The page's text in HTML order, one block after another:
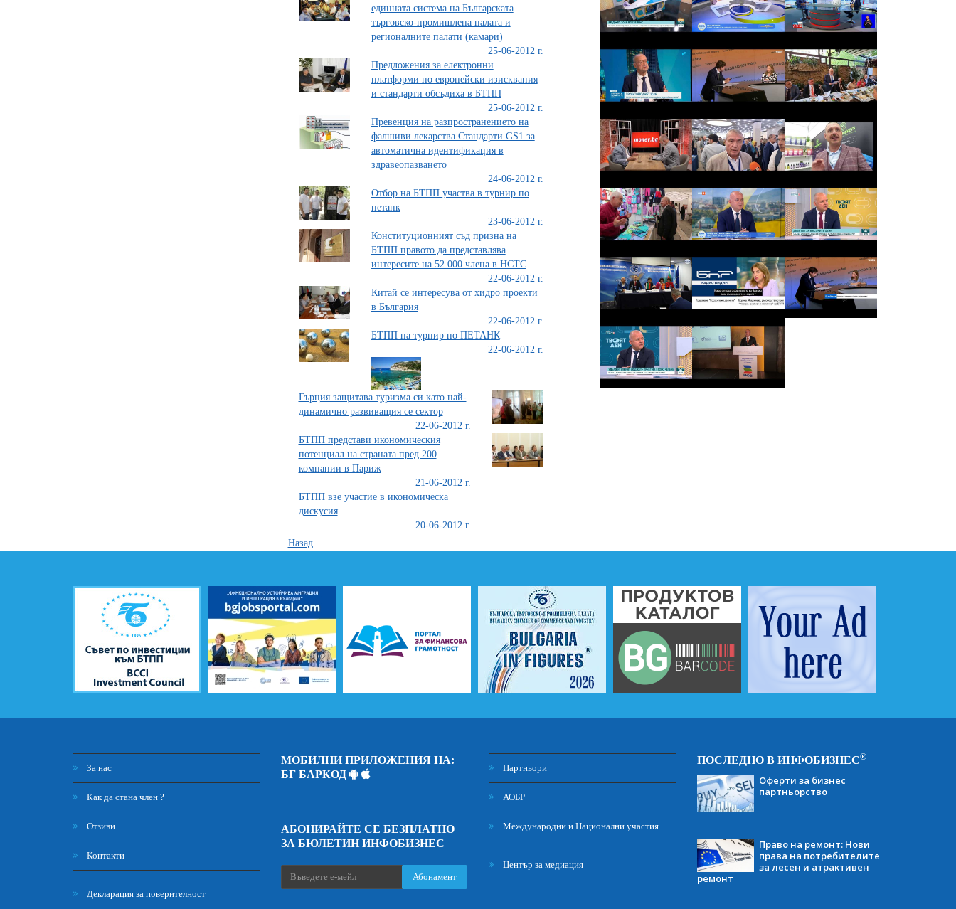
единната система на Българската
търговско-промишлена палата и
регионалните палати (камари)
25-06-2012 г.
Предложения за електронни
платформи по европейски изисквания
и стандарти обсъдиха в БТПП
25-06-2012 г.
Превенция на разпространението на
фалшиви лекарства Стандарти GS1 за
автоматична идентификация в
здравеопазването
24-06-2012 г.
Отбор на БТПП участва в турнир по
петанк
23-06-2012 г.
Конституционният съд призна на
БТПП правото да представлява
интересите на 52 000 члена в НСТС
22-06-2012 г.
Китай се интересува от хидро проекти
в България
22-06-2012 г.
БТПП на турнир по ПЕТАНК
22-06-2012 г.
Гърция защитава туризма си като най-
динамично развиващия се сектор
22-06-2012 г.
БТПП представи икономическия
потенциал на страната пред 200
компании в Париж
21-06-2012 г.
БТПП взе участие в икономическа
дискусия
20-06-2012 г.
Назад
За нас
Как да стана член ?
Отзиви
Контакти
Декларация за поверителност
МОБИЛНИ ПРИЛОЖЕНИЯ НА:
БГ БАРКОД
АБОНИРАЙТЕ СЕ БЕЗПЛАТНО
ЗА БЮЛЕТИН ИНФОБИЗНЕС
Абонамент
Партньори
АОБР
Международни и Национални участия
Център за медиация
ПОСЛЕДНО В ИНФОБИЗНЕС®
Оферти за бизнес
партньорство
Право на ремонт: Нови
права на потребителите
за лесен и атрактивен
ремонт